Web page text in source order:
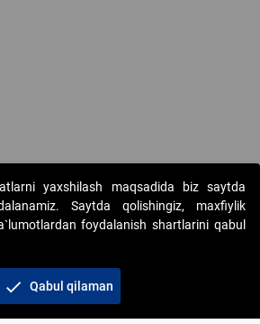
onlayn-auksionlarni
himoyalangan
yaxshilash maqsadida biz saytda
Saytda qolishingiz, maxfiylik
foydalanish shartlarini qabul
check Qabul qilaman